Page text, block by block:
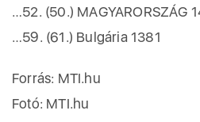
…52. (50.) MAGYARORSZÁG
…59. (61.) Bulgária 1381
Forrás: MTI.hu
Fotó: MTI.hu